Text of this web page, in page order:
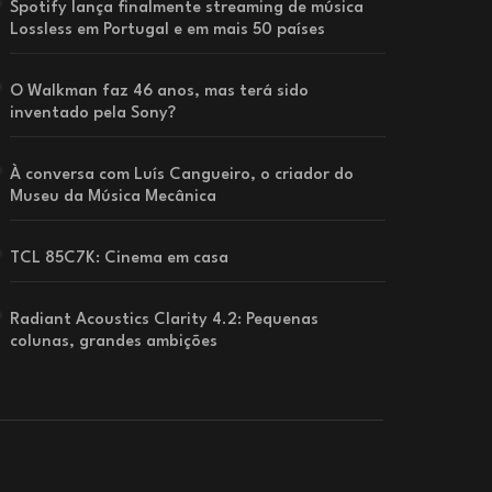
Spotify lança finalmente streaming de música
Lossless em Portugal e em mais 50 países
O Walkman faz 46 anos, mas terá sido
inventado pela Sony?
À conversa com Luís Cangueiro, o criador do
Museu da Música Mecânica
TCL 85C7K: Cinema em casa
Radiant Acoustics Clarity 4.2: Pequenas
colunas, grandes ambições